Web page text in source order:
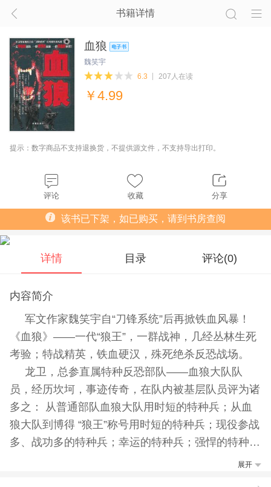
书籍详情
血狼
魏笑宇
6.3
207人在读
￥ 4.99
提示：数字商品不支持退换货，不提供源文件，不支持导出打印。
评论 收藏 分享
该书已下架，如已购买，请到书房查阅
详情 目录 评论(0)
内容简介
军文作家魏笑宇自“刀锋系统”后再掀铁血风暴！
《血狼》——一代“狼王”，一群战神，几经丛林生死
考验；特战精英，铁血硬汉，殊死绝杀反恐战场。
龙卫，总参直属特种反恐部队——血狼大队队
员，经历坎坷，事迹传奇，在队内被基层队员评为诸
多之： 从普通部队血狼大队用时短的特种兵；从血
狼大队到博得 “狼王”称号用时短的特种兵；现役参战
多、战功多的特种兵；幸运的特种兵；强悍的特种
兵；聪明的特种兵；狡猾的特种兵；让人难以理解的
展开